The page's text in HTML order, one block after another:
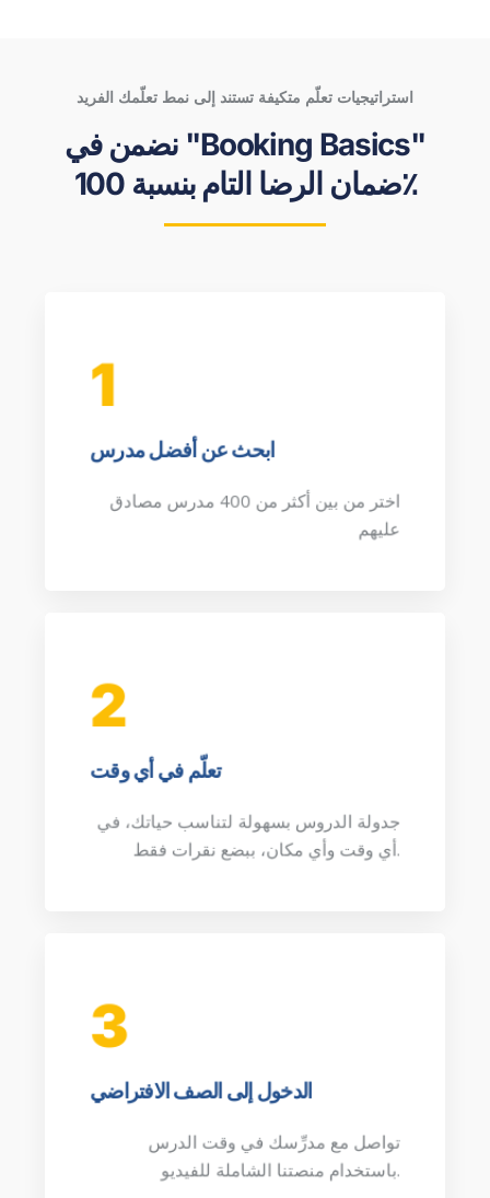
استراتيجيات تعلّم متكيفة تستند إلى نمط تعلّمك الفريد
نضمن في "Booking Basics"
ضمان الرضا التام بنسبة 100٪
1
ابحث عن أفضل مدرس
اختر من بين أكثر من 400 مدرس مصادق
عليهم
2
تعلّم في أي وقت
جدولة الدروس بسهولة لتناسب حياتك، في
أي وقت وأي مكان، ببضع نقرات فقط.
3
الدخول إلى الصف الافتراضي
تواصل مع مدرِّسك في وقت الدرس
باستخدام منصتنا الشاملة للفيديو.